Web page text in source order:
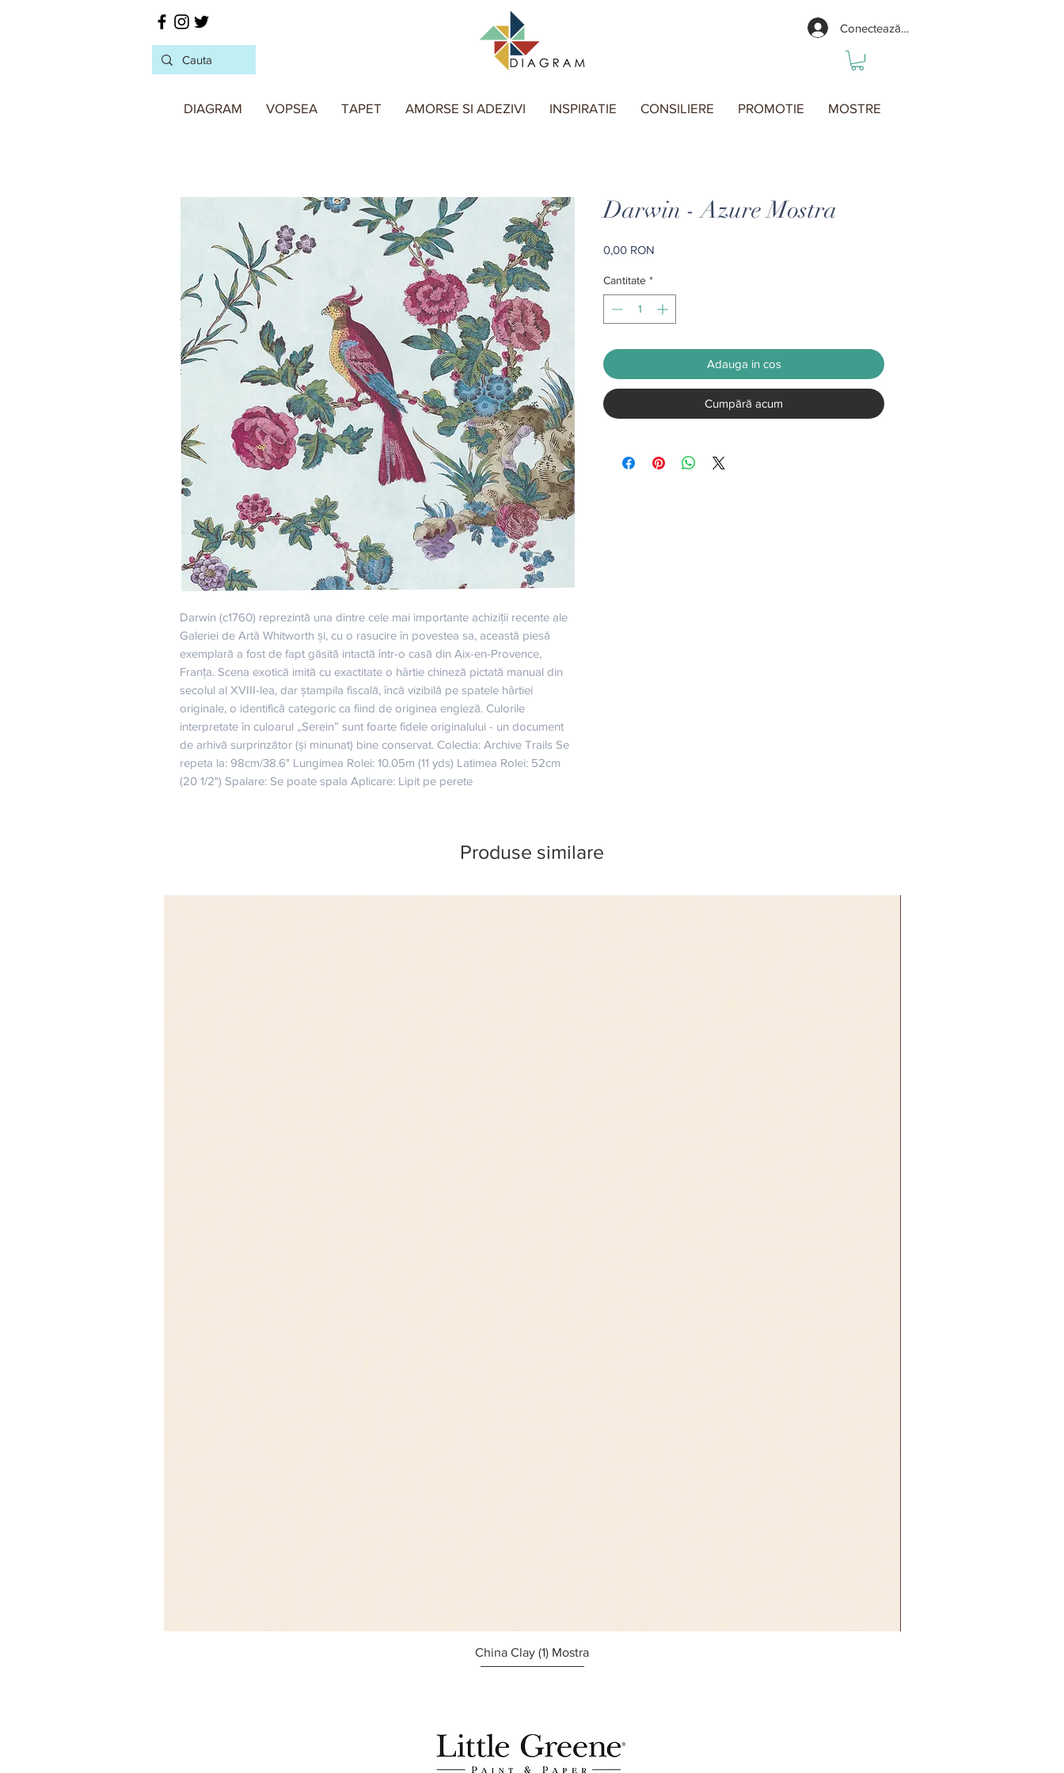
Conectează-te
DIAGRAM VOPSEA TAPET AMORSE SI ADEZIVI INSPIRATIE CONSILIERE PROMOTIE MOSTRE
Darwin (c1760) reprezintă una dintre cele mai importante achiziții recente ale
Galeriei de Artă Whitworth și, cu o rasucire în povestea sa, această piesă
exemplară a fost de fapt găsită intactă într-o casă din Aix-en-Provence,
Franța. Scena exotică imită cu exactitate o hârtie chineză pictată manual din
secolul al XVIII-lea, dar ștampila fiscală, încă vizibilă pe spatele hârtiei
originale, o identifică categoric ca fiind de originea engleză. Culorile
interpretate în culoarul „Serein” sunt foarte fidele originalului - un document
de arhivă surprinzător (și minunat) bine conservat. Colectia: Archive Trails Se
repeta la: 98cm/38.6" Lungimea Rolei: 10.05m (11 yds) Latimea Rolei: 52cm
(20 1/2") Spalare: Se poate spala Aplicare: Lipit pe perete
Darwin - Azure Mostra
0,00 RON
Cantitate *
Adauga in cos
Cumpără acum
Produse similare
Afișare rapidă
China Clay (1) Mostra